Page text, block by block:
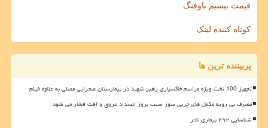
قیمت بیسیم باوفنگ
کوتاه کننده لینک
پربیننده ترین ها
تجهیز 100 تخت ویژه مراسم خاکسپاری رهبر شهید در بیمارستان صحرایی مصلی به علاوه فیلم
مصرف بی رویه مکمل های چربی سوز سبب بروز انسداد عروق و افت فشار می شود
شناسایی ۴۹۲ بیماری نادر